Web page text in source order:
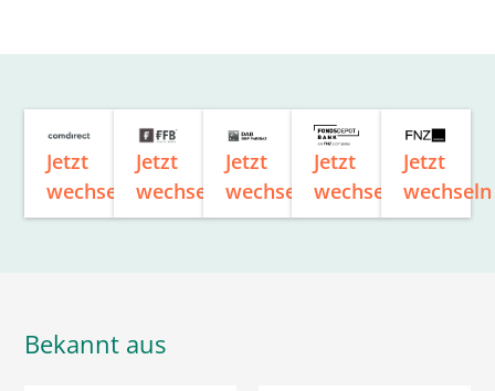
Jetzt
wechseln
Jetzt
wechseln
Jetzt
wechseln
Jetzt
wechseln
Jetzt
wechseln
Bekannt aus